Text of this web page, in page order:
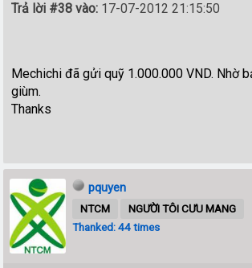
Trả lời #38 vào: 17-07-2012 21:15:50
Mechichi đã gửi quỹ 1.000.000 VND. Nhờ
giùm.
Thanks
pquyen
NTCM
NGƯỜI TÔI CƯU MANG
Thanked: 44 times